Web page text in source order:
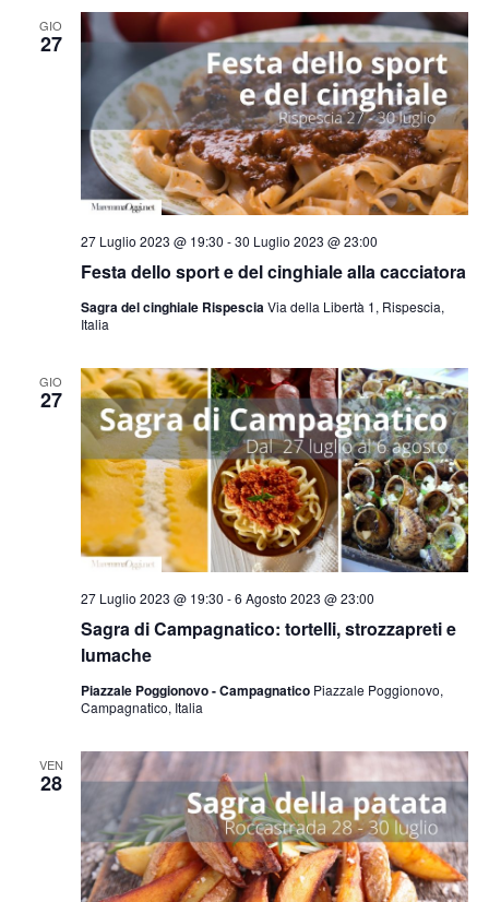
GIO
27
Festa dello sport e del cinghiale alla cacciatora
27 Luglio 2023 @ 19:30 -30 Luglio 2023 @ 23:00
Sagra del cinghiale RispesciaVia della Libertà 1, Rispescia,
Italia
GIO
27
Sagra di Campagnatico: tortelli, strozzapreti e
lumache
27 Luglio 2023 @ 19:30 -6 Agosto 2023 @ 23:00
Piazzale Poggionovo - Campagnatico Piazzale Poggionovo,
Campagnatico, Italia
VEN
28